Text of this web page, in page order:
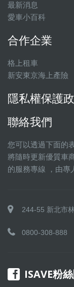
最新消息
愛車小百科
合作企業
格上租車
新安東京海上產險
隱私權保護
聯絡我們
您可以透過下面的
將隨時更新優質車
的服務專線 ，由專
244-55 新北市
0800-308-888
ISAVE粉